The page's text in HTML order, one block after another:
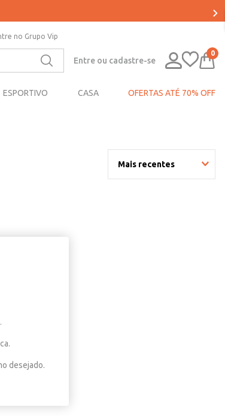
no Grupo Vip
Entre ou cadastre-se
0
ESPORTIVO CASA OFERTAS ATÉ 70% OFF
Mais recentes
desejado.